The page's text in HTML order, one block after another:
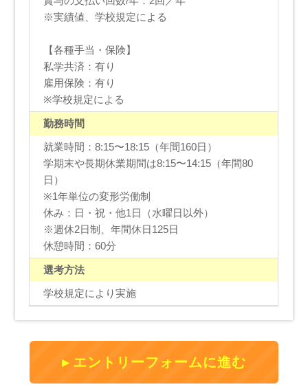
※実績値、学校規定による
【各種手当・保険】
私学共済：有り
雇用保険：有り
※学校規定による
勤務時間
就業時間：8:15〜18:15（年間160日）
学期末や長期休業期間は8:15〜14:15（年間80
日）
※1年単位の変形労働制
休み：日・祝・他1日（水曜日以外）
※週休2日制、年間休日125日
休憩時間：60分
選考方法
学校規定により実施
エントリーフォームに進む